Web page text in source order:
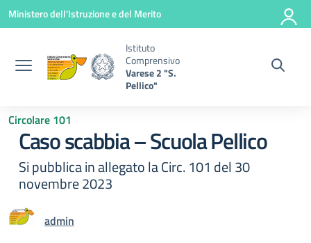
Vai ai contenuti
Vai al menu di navigazione
Vai al footer
Ministero dell'Istruzione e del Merito
Istituto
Comprensivo
Varese 2 "S.
Pellico"
Circolare 101
Caso scabbia – Scuola Pellico
Si pubblica in allegato la Circ. 101 del 30
novembre 2023
admin